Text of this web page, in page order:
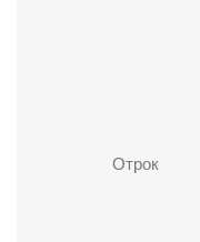
Отрок